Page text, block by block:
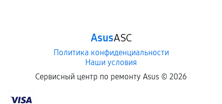
AsusASC
Политика конфиденциальности
Наши условия
Сервисный центр по ремонту Asus © 2026